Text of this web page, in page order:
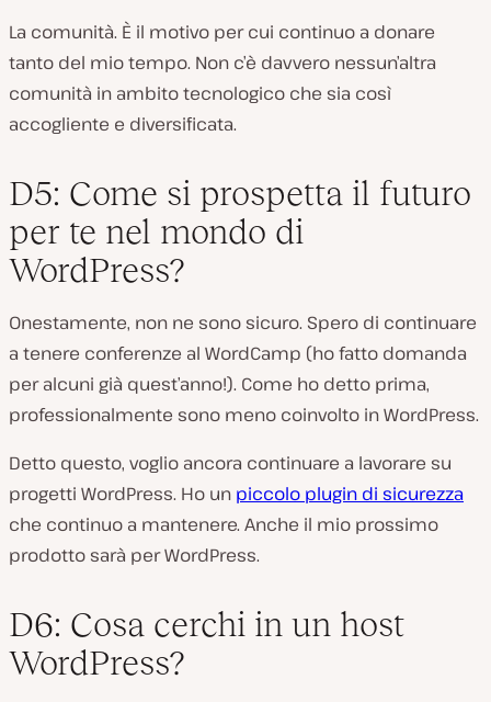
La comunità. È il motivo per cui continuo a donare
tanto del mio tempo. Non c’è davvero nessun’altra
comunità in ambito tecnologico che sia così
accogliente e diversificata.
D5: Come si prospetta il futuro
per te nel mondo di
WordPress?
Onestamente, non ne sono sicuro. Spero di continuare
a tenere conferenze al WordCamp (ho fatto domanda
per alcuni già quest’anno!). Come ho detto prima,
professionalmente sono meno coinvolto in WordPress.
Detto questo, voglio ancora continuare a lavorare su
progetti WordPress. Ho un piccolo plugin di sicurezza
che continuo a mantenere. Anche il mio prossimo
prodotto sarà per WordPress.
D6: Cosa cerchi in un host
WordPress?